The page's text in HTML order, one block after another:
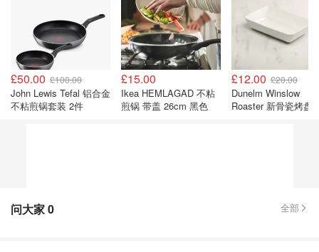
£50.00 £100.00
John Lewis Tefal 铝合金
不粘煎锅套装 2件
£15.00
Ikea HEMLAGAD 不粘
煎锅 带盖 26cm 黑色
£12.00 £20.00
Dunelm Winslow
Roaster 新骨瓷烤盘
问大家0 全部